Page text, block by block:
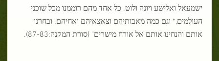
ישמעאל ואלישע ויונה ולוט. כל אחד מהם רוממנו מכל שוכני
העולמים,* וגם כמה מאבותיהם וצאצאיהם ואחיהם. ובחרנו
אותם והנחינו אותם אל אורח מישרים" (סורת המקנה:87-83).